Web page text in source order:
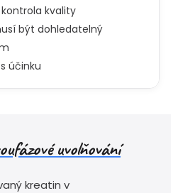
kvality
být dohledatelný
účinku
uvolňování
kreatin v